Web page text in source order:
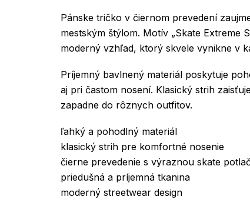
Pánske tričko v čiernom prevedení
mestským štýlom. Motív „Skate Extreme
moderný vzhľad, ktorý skvele vynikne v
Príjemný bavlnený materiál poskytuje
aj pri častom nosení. Klasický strih
zapadne do rôznych outfitov.
ľahký a pohodlný materiál
klasický strih pre komfortné nosenie
čierne prevedenie s výraznou skate
priedušná a príjemná tkanina
moderný streetwear design